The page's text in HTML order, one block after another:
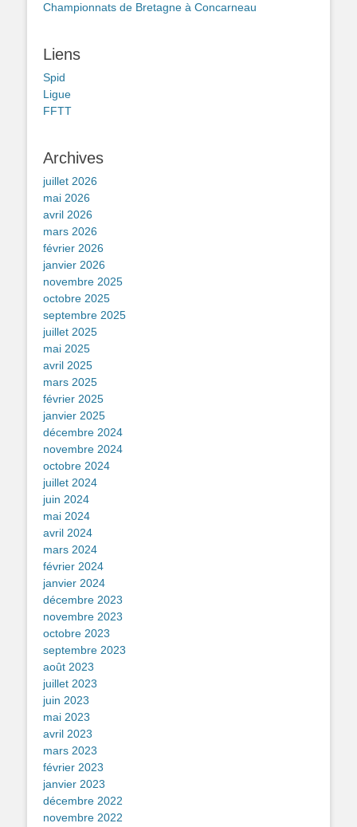
Championnats de Bretagne à Concarneau
Liens
Spid
Ligue
FFTT
Archives
juillet 2026
mai 2026
avril 2026
mars 2026
février 2026
janvier 2026
novembre 2025
octobre 2025
septembre 2025
juillet 2025
mai 2025
avril 2025
mars 2025
février 2025
janvier 2025
décembre 2024
novembre 2024
octobre 2024
juillet 2024
juin 2024
mai 2024
avril 2024
mars 2024
février 2024
janvier 2024
décembre 2023
novembre 2023
octobre 2023
septembre 2023
août 2023
juillet 2023
juin 2023
mai 2023
avril 2023
mars 2023
février 2023
janvier 2023
décembre 2022
novembre 2022